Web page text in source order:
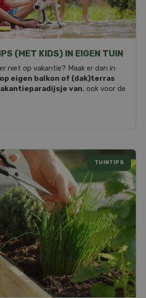
(MET KIDS) IN EIGEN TUIN
niet op vakantie? Maak er dan in
eigen balkon of (dak)terras
van, ook voor de
TUINTIPS